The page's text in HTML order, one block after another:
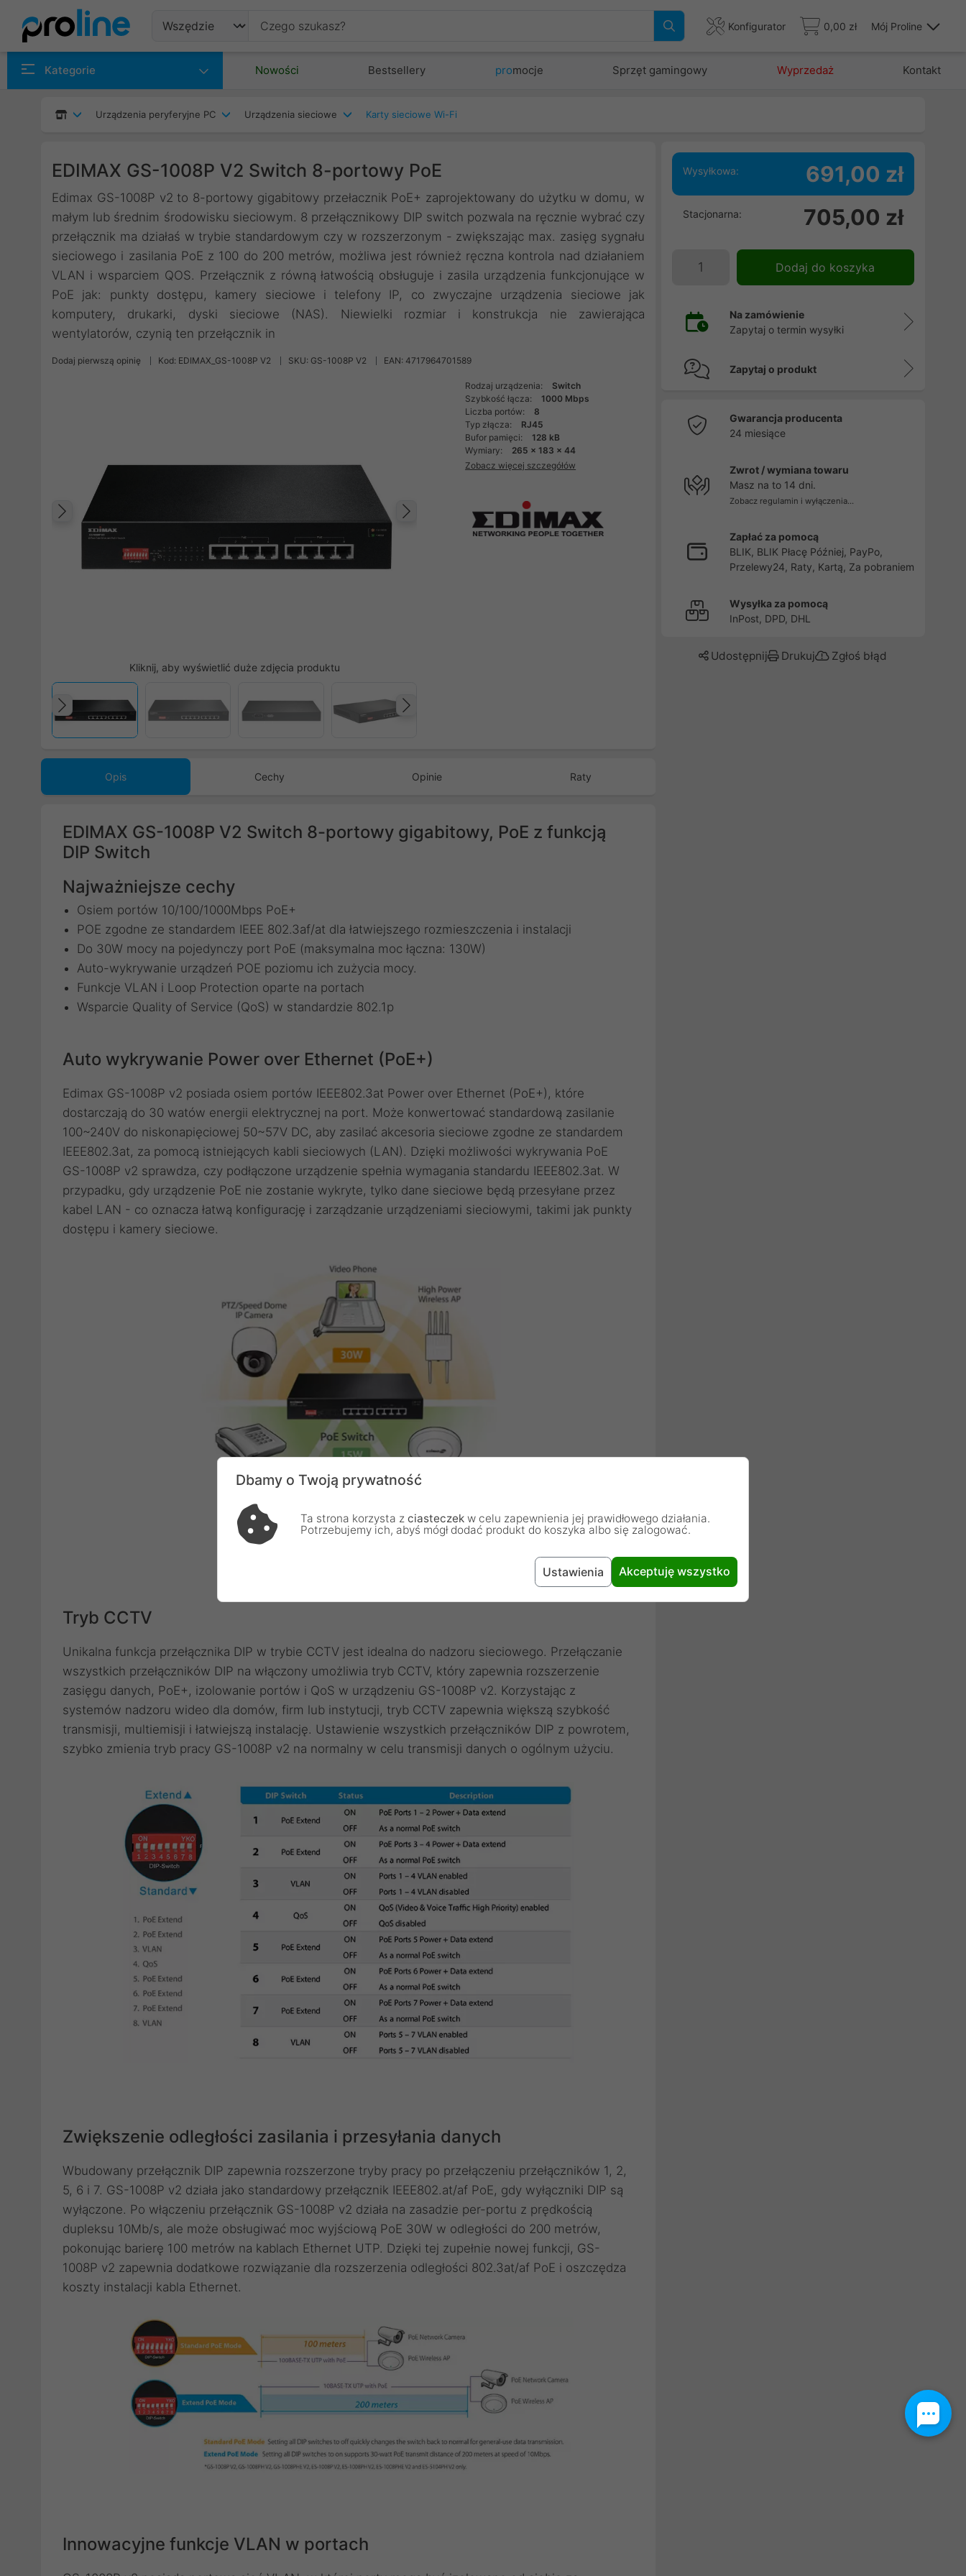
Konfigurator 0,00 zł Mój Proline
Kategorie Nowości Bestsellery promocje Sprzęt gamingowy Wyprzedaż Kontakt
Urządzenia peryferyjne PC Urządzenia sieciowe Karty sieciowe Wi-Fi
EDIMAX GS-1008P V2 Switch 8-portowy PoE
Edimax GS-1008P v2 to 8-portowy gigabitowy przełacznik PoE+ zaprojektowany do użytku w domu, w
małym lub średnim środowisku sieciowym. 8 przełącznikowy DIP switch pozwala na ręcznie wybrać czy
przełącznik ma działaś w trybie standardowym czy w rozszerzonym - zwiększając max. zasięg sygnału
sieciowego i zasilania PoE z 100 do 200 metrów, możliwa jest również ręczna kontrola nad działaniem
VLAN i wsparciem QOS. Przełącznik z równą łatwością obsługuje i zasila urządzenia funkcjonujące w
PoE jak: punkty dostępu, kamery sieciowe i telefony IP, co zwyczajne urządzenia sieciowe jak
komputery, drukarki, dyski sieciowe (NAS). Niewielki rozmiar i konstrukcja nie zawierająca
wentylatorów, czynią ten przełącznik in
Dodaj pierwszą opinię Kod: EDIMAX_GS-1008P V2 SKU: GS-1008P V2 EAN: 4717964701589
Następny
Poprzedni
Kliknij, aby wyświetlić duże zdjęcia produktu
Poprzedni
Rodzaj urządzenia:
Switch
Szybkość łącza:
1000 Mbps
Liczba portów:
8
Typ złącza:
RJ45
Bufor pamięci:
128 kB
Wymiary:
265 x 183 x 44
Zobacz więcej szczegółów
Opis Cechy Opinie Raty
EDIMAX GS-1008P V2 Switch 8-portowy gigabitowy, PoE z funkcją
DIP Switch
Najważniejsze cechy
Osiem portów 10/100/1000Mbps PoE+
POE zgodne ze standardem IEEE 802.3af/at dla łatwiejszego rozmieszczenia i instalacji
Do 30W mocy na pojedynczy port PoE (maksymalna moc łączna: 130W)
Auto-wykrywanie urządzeń POE poziomu ich zużycia mocy.
Funkcje VLAN i Loop Protection oparte na portach
Wsparcie Quality of Service (QoS) w standardzie 802.1p
Auto wykrywanie Power over Ethernet (PoE+)
Edimax GS-1008P v2 posiada osiem portów IEEE802.3at Power over Ethernet (PoE+), które
dostarczają do 30 watów energii elektrycznej na port. Może konwertować standardową zasilanie
100~240V do niskonapięciowej 50~57V DC, aby zasilać akcesoria sieciowe zgodne ze standardem
IEEE802.3at, za pomocą istniejących kabli sieciowych (LAN). Dzięki możliwości wykrywania PoE
GS-1008P v2 sprawdza, czy podłączone urządzenie spełnia wymagania standardu IEEE802.3at. W
przypadku, gdy urządzenie PoE nie zostanie wykryte, tylko dane sieciowe będą przesyłane przez
kabel LAN - co oznacza łatwą konfigurację i zarządzanie urządzeniami sieciowymi, takimi jak punkty
dostępu i kamery sieciowe.
Tryb CCTV
Unikalna funkcja przełącznika DIP w trybie CCTV jest idealna do nadzoru sieciowego. Przełączanie
wszystkich przełączników DIP na włączony umożliwia tryb CCTV, który zapewnia rozszerzenie
zasięgu danych, PoE+, izolowanie portów i QoS w urządzeniu GS-1008P v2. Korzystając z
systemów nadzoru wideo dla domów, firm lub instytucji, tryb CCTV zapewnia większą szybkość
transmisji, multiemisji i łatwiejszą instalację. Ustawienie wszystkich przełączników DIP z powrotem,
szybko zmienia tryb pracy GS-1008P v2 na normalny w celu transmisji danych o ogólnym użyciu.
Zwiększenie odległości zasilania i przesyłania danych
Wbudowany przełącznik DIP zapewnia rozszerzone tryby pracy po przełączeniu przełączników 1, 2,
5, 6 i 7. GS-1008P v2 działa jako standardowy przełącznik IEEE802.at/af PoE, gdy wyłączniki DIP są
wyłączone. Po włączeniu przełącznik GS-1008P v2 działa na zasadzie per-portu z prędkością
dupleksu 10Mb/s, ale może obsługiwać moc wyjściową PoE 30W w odległości do 200 metrów,
pokonując barierę 100 metrów na kablach Ethernet UTP. Dzięki tej zupełnie nowej funkcji, GS-
1008P v2 zapewnia dodatkowe rozwiązanie dla rozszerzenia odległości 802.3at/af PoE i oszczędza
koszty instalacji kabla Ethernet.
Innowacyjne funkcje VLAN w portach
Wysyłkowa: 691,00 zł
Stacjonarna: 705,00 zł
Dodaj do koszyka
Na zamówienie
Zapytaj o termin wysyłki
Zapytaj o produkt
Gwarancja producenta
24 miesiące
Zwrot / wymiana towaru
Masz na to 14 dni.
Zobacz regulamin i wyłączenia...
Zapłać za pomocą
BLIK, BLIK Płacę Później, PayPo,
Przelewy24, Raty, Kartą, Za pobraniem
Wysyłka za pomocą
InPost, DPD, DHL
Udostępnij Drukuj Zgłoś błąd
Dbamy o Twoją prywatność
Ta strona korzysta z ciasteczek w celu zapewnienia jej prawidłowego działania.
Potrzebujemy ich, abyś mógł dodać produkt do koszyka albo się zalogować.
Ustawienia Akceptuję wszystko